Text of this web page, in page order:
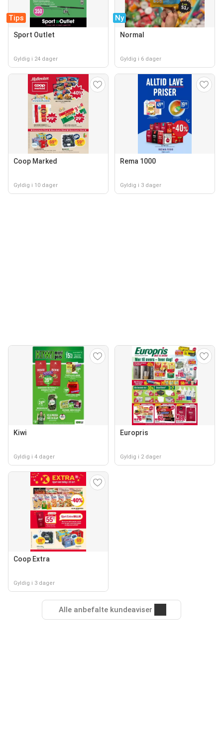
Tips
Sport Outlet
Gyldig i 24 dager
Ny
Normal
Gyldig i 6 dager
Coop Marked
Gyldig i 10 dager
Rema 1000
Gyldig i 3 dager
Kiwi
Gyldig i 4 dager
Europris
Gyldig i 2 dager
Coop Extra
Gyldig i 3 dager
Alle anbefalte kundeaviser